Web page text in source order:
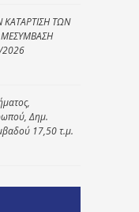
ΚΑΤΑΡΤΙΣΗ ΤΩΝ
2026
Δημ.
17,50 τ.μ.